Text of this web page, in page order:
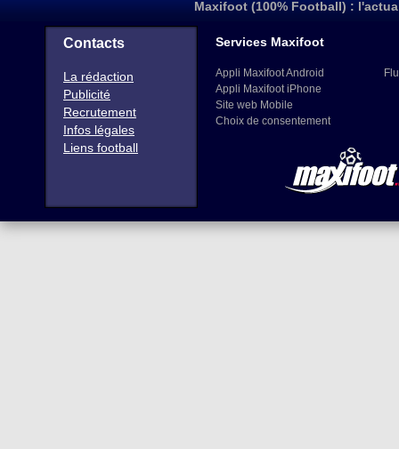
Maxifoot (100% Football) :
Contacts
La rédaction
Publicité
Recrutement
Infos légales
Liens football
Services Maxifoot
Appli Maxifoot Android
Appli Maxifoot iPhone
Site web Mobile
Choix de consentement